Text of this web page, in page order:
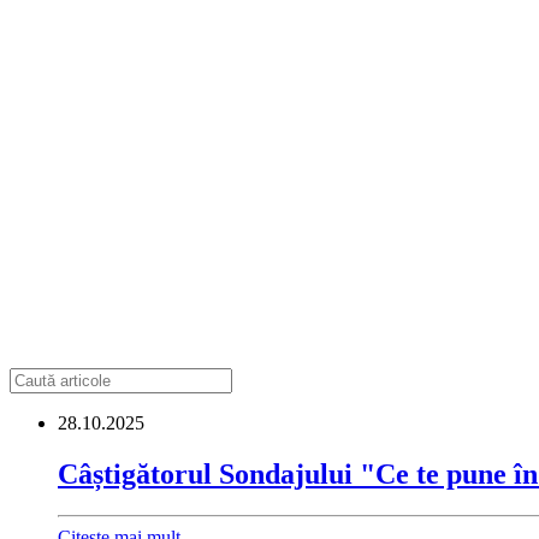
28.10.2025
Câștigătorul Sondajului "Ce te pune